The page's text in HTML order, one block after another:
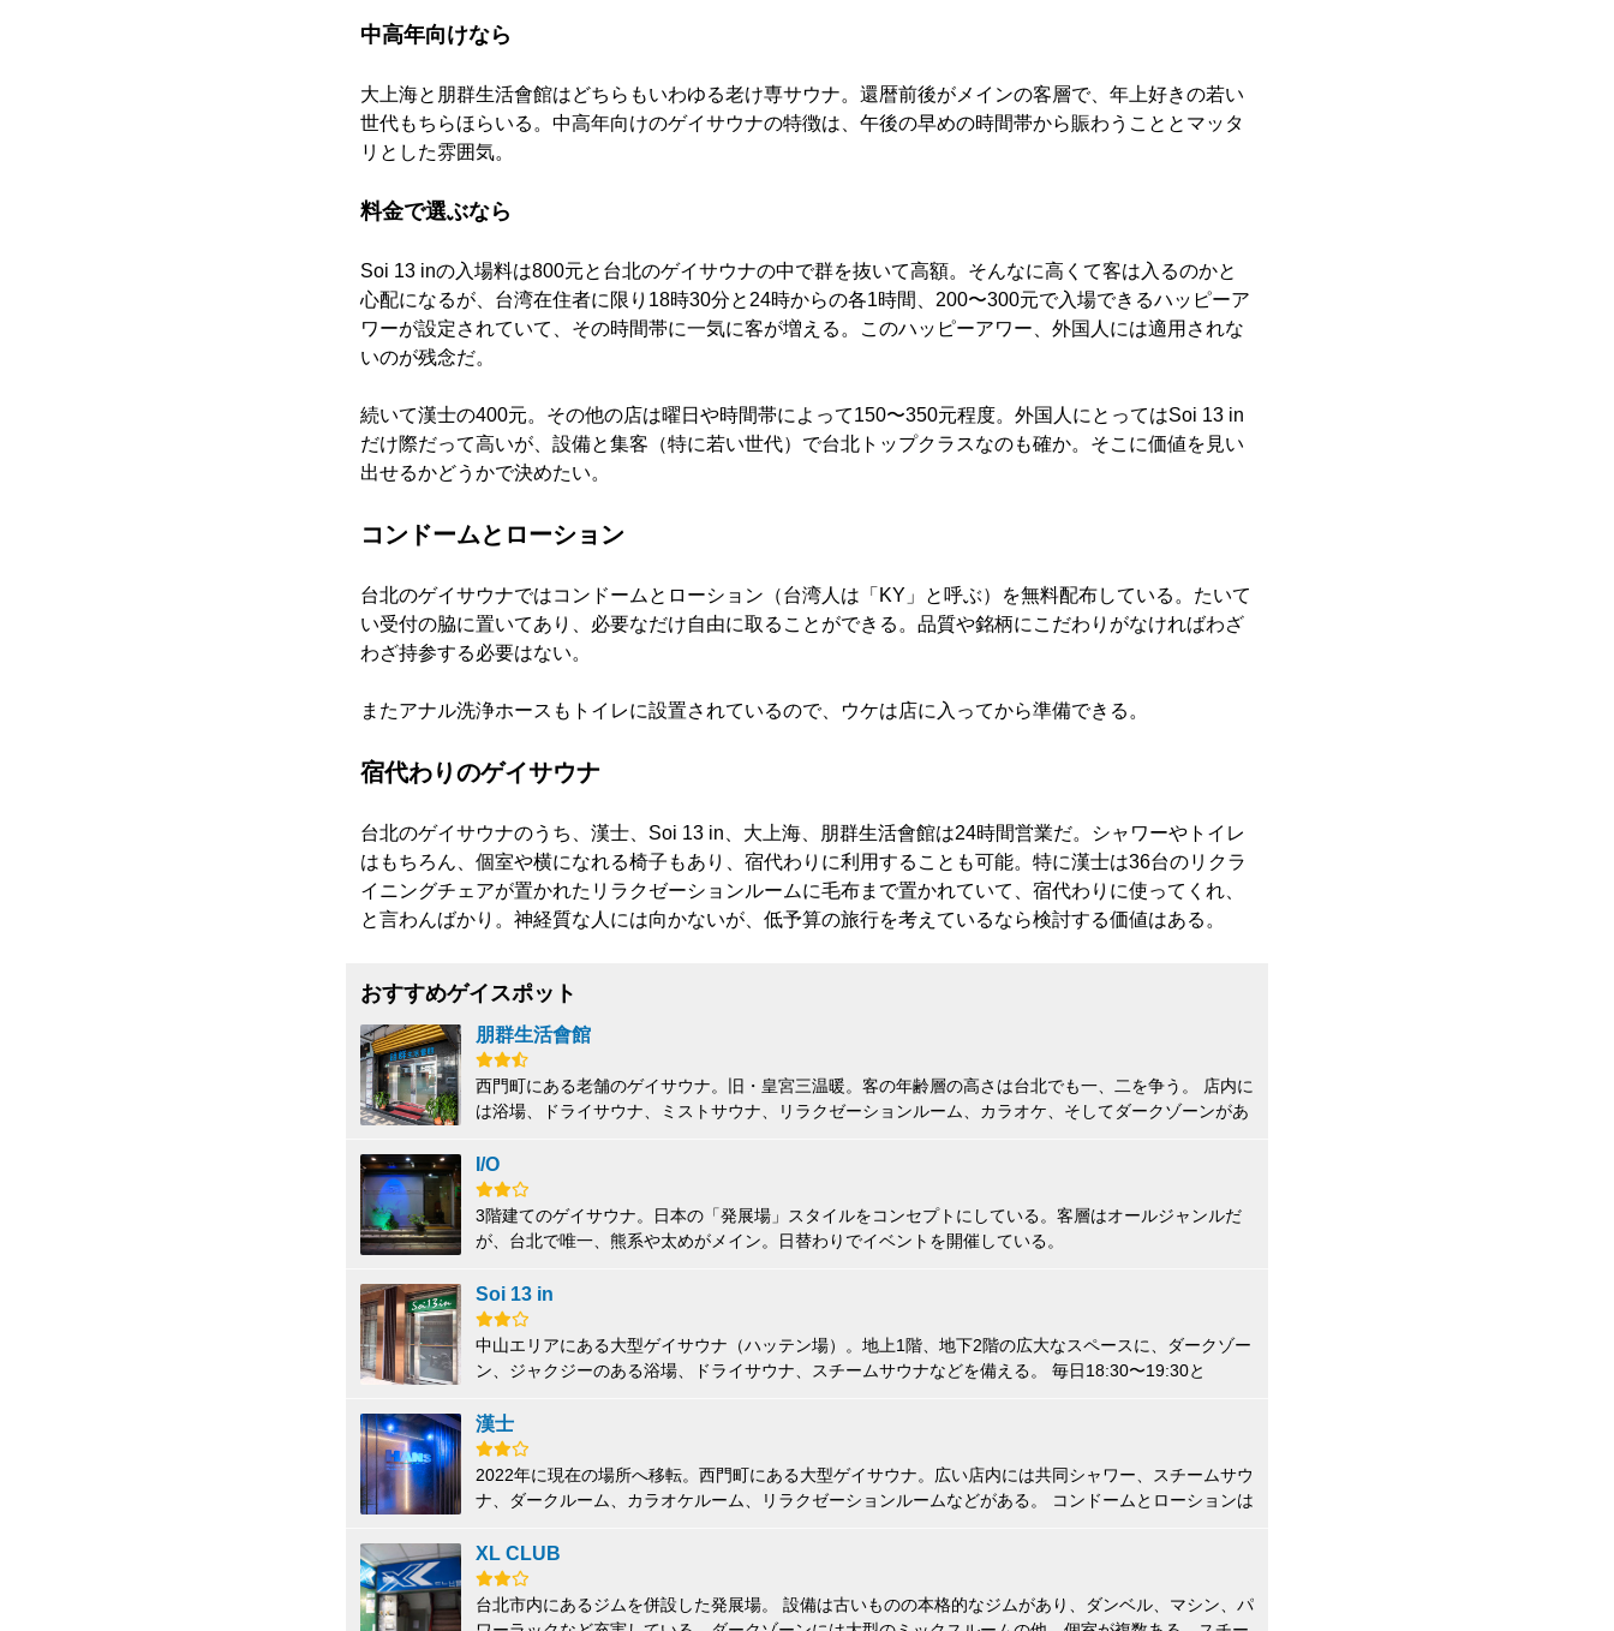
中高年向けなら
大上海と朋群生活會館はどちらもいわゆる老け専サウナ。還暦前後がメインの客層で、年上好きの若い
世代もちらほらいる。中高年向けのゲイサウナの特徴は、午後の早めの時間帯から賑わうこととマッタ
リとした雰囲気。
料金で選ぶなら
Soi 13 inの入場料は800元と台北のゲイサウナの中で群を抜いて高額。そんなに高くて客は入るのかと
心配になるが、台湾在住者に限り18時30分と24時からの各1時間、200〜300元で入場できるハッピーア
ワーが設定されていて、その時間帯に一気に客が増える。このハッピーアワー、外国人には適用されな
いのが残念だ。
続いて漢士の400元。その他の店は曜日や時間帯によって150〜350元程度。外国人にとってはSoi 13 in
だけ際だって高いが、設備と集客（特に若い世代）で台北トップクラスなのも確か。そこに価値を見い
出せるかどうかで決めたい。
コンドームとローション
台北のゲイサウナではコンドームとローション（台湾人は「KY」と呼ぶ）を無料配布している。たいて
い受付の脇に置いてあり、必要なだけ自由に取ることができる。品質や銘柄にこだわりがなければわざ
わざ持参する必要はない。
またアナル洗浄ホースもトイレに設置されているので、ウケは店に入ってから準備できる。
宿代わりのゲイサウナ
台北のゲイサウナのうち、漢士、Soi 13 in、大上海、朋群生活會館は24時間営業だ。シャワーやトイレ
はもちろん、個室や横になれる椅子もあり、宿代わりに利用することも可能。特に漢士は36台のリクラ
イニングチェアが置かれたリラクゼーションルームに毛布まで置かれていて、宿代わりに使ってくれ、
と言わんばかり。神経質な人には向かないが、低予算の旅行を考えているなら検討する価値はある。
おすすめゲイスポット
朋群生活會館
西門町にある老舗のゲイサウナ。旧・皇宮三温暖。客の年齢層の高さは台北でも一、二を争う。 店内に
は浴場、ドライサウナ、ミストサウナ、リラクゼーションルーム、カラオケ、そしてダークゾーンがあ
けることもできる。
I/O
3階建てのゲイサウナ。日本の「発展場」スタイルをコンセプトにしている。客層はオールジャンルだ
が、台北で唯一、熊系や太めがメイン。日替わりでイベントを開催している。
Soi 13 in
中山エリアにある大型ゲイサウナ（ハッテン場）。地上1階、地下2階の広大なスペースに、ダークゾー
ン、ジャクジーのある浴場、ドライサウナ、スチームサウナなどを備える。 毎日18:30〜19:30と
は通常料金の800台湾ドル）。客数的にはこの時間帯がピーク。
漢士
2022年に現在の場所へ移転。西門町にある大型ゲイサウナ。広い店内には共同シャワー、スチームサウ
ナ、ダークルーム、カラオケルーム、リラクゼーションルームなどがある。 コンドームとローションは
ゼーションルームには36台のリクライニングチェアが並び、毛布もある。
XL CLUB
台北市内にあるジムを併設した発展場。 設備は古いものの本格的なジムがあり、ダンベル、マシン、パ